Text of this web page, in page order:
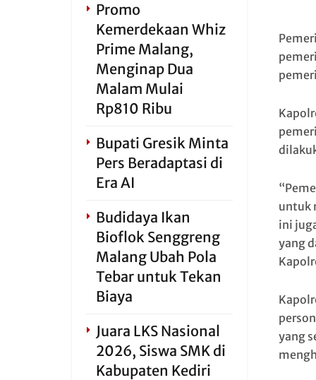
untuk
ini
yang
yang
Promo
Kemerdekaan Whiz
Prime Malang,
Menginap Dua
Malam Mulai
Rp810 Ribu
Bupati Gresik Minta
Pers Beradaptasi di
Era AI
Budidaya Ikan
Bioflok Senggreng
Malang Ubah Pola
Tebar untuk Tekan
Biaya
Juara LKS Nasional
2026, Siswa SMK di
Kabupaten Kediri